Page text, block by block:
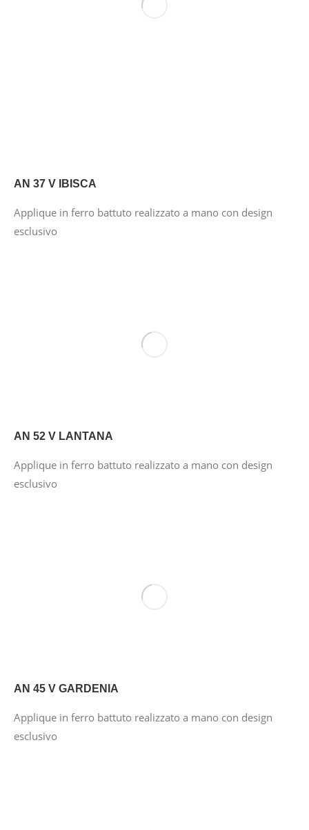
AN 37 V IBISCA
Applique in ferro battuto realizzato a mano con design
esclusivo
AN 52 V LANTANA
Applique in ferro battuto realizzato a mano con design
esclusivo
AN 45 V GARDENIA
Applique in ferro battuto realizzato a mano con design
esclusivo